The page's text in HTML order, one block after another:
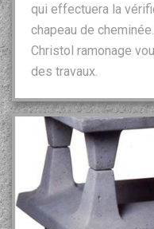
qui effectuera la
chapeau de
Christol ramonage
des travaux.